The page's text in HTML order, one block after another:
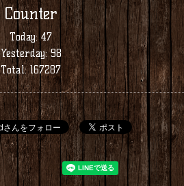
Counter
Today: 47
Yesterday:98
Total:167287